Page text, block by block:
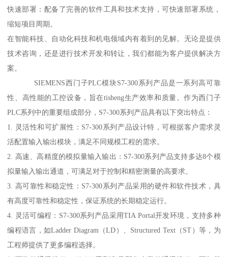
快速部署：配备了完善的软件工具和技术支持，可快速部署系统，
缩短项目周期。
在智能科技、自动化科技和机电领域内有着到的见解。无论是提供
技术咨询，还是进行技术开发和转让，我们都能为客户提供解决方
案。
SIEMENS西门子PLC模块S7-300系列产品是一系列高可靠
性、高性能的工控设备，旨在tisheng生产效率和质量。作为西门子
PLC系列中的重要组成部分，S7-300系列产品具有以下突出特点：
1. 灵活性和可扩展性：S7-300系列产品设计特，可根据客户需求灵
活配置输入输出模块，满足不同规模工程的需求。
2. 高速、高精度的模拟量输入输出：S7-300系列产品支持多达8个模
拟量输入输出通道，可满足对于控制和精密测量的高要求。
3. 高可靠性和稳定性：S7-300系列产品采用的硬件和软件技术，具
有高度可靠性和稳定性，保证系统的长期稳定运行。
4. 灵活可编程：S7-300系列产品采用TIA Portal开发环境，支持多种
编程语言，如Ladder Diagram（LD）、Structured Text（ST）等，为
工程师提供了更多编程选择。